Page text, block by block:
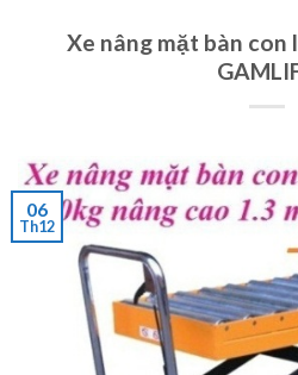
Xe nâng mặt bàn con
06
Th12